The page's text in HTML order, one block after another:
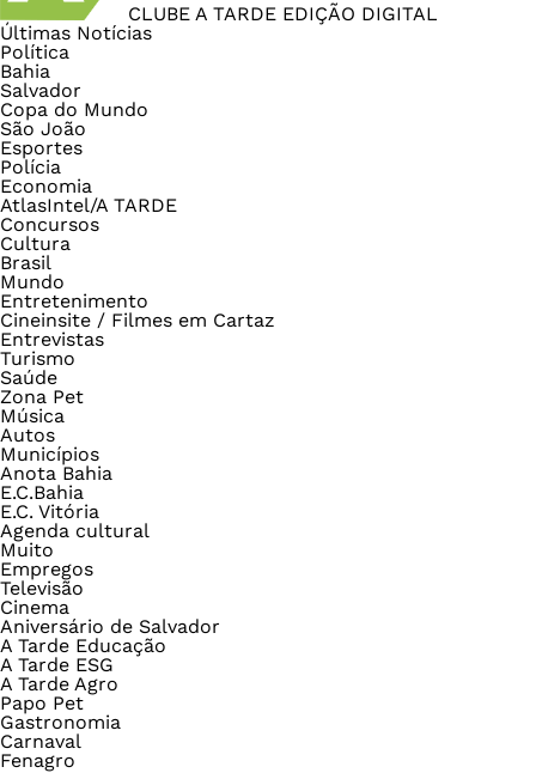
CLUBE A TARDE EDIÇÃO DIGITAL
Últimas Notícias
Política
Bahia
Salvador
Copa do Mundo
São João
Esportes
Polícia
Economia
AtlasIntel/A TARDE
Concursos
Cultura
Brasil
Mundo
Entretenimento
Cineinsite / Filmes em Cartaz
Entrevistas
Turismo
Saúde
Zona Pet
Música
Autos
Municípios
Anota Bahia
E.C.Bahia
E.C. Vitória
Agenda cultural
Muito
Empregos
Televisão
Cinema
Aniversário de Salvador
A Tarde Educação
A Tarde ESG
A Tarde Agro
Papo Pet
Gastronomia
Carnaval
Fenagro